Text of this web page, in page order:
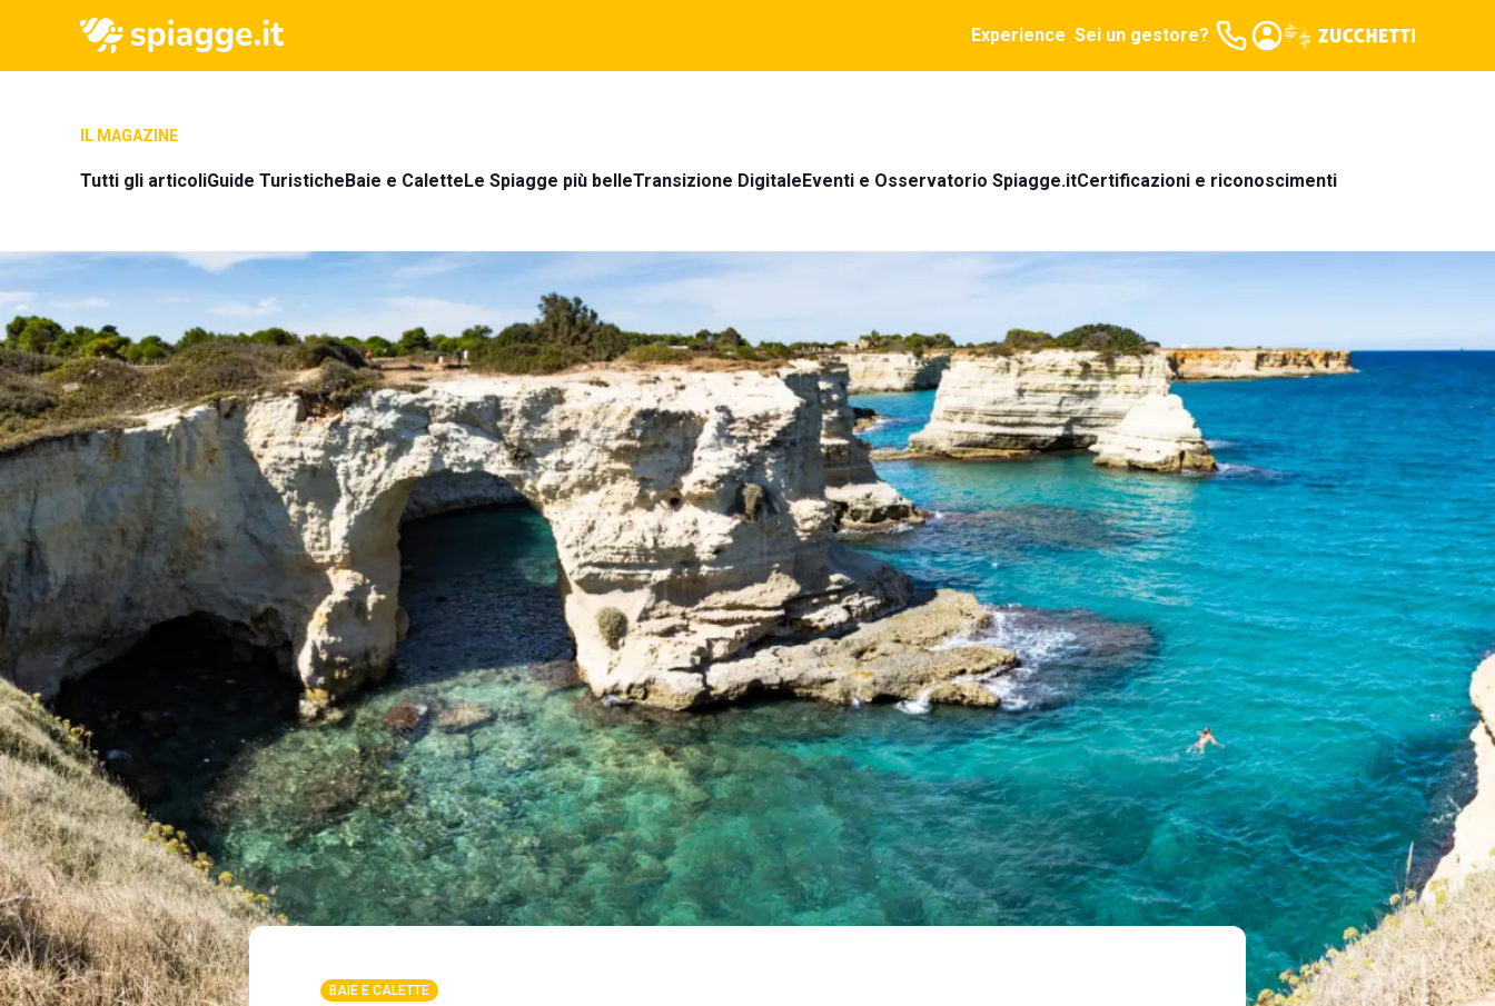
Experience Sei un gestore?
IL MAGAZINE
Tutti gli articoliGuide TuristicheBaie e CaletteLe Spiagge più belleTransizione DigitaleEventi e Osservatorio Spiagge.itCertificazioni e riconoscimenti
BAIE E CALETTE